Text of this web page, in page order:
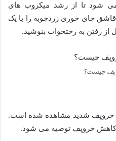
شود تا از رشد میکروب های
چای خوری زردچوبه را با یک
از رفتن به رختخواب بنوشید.
چیست؟
خروپف شدید مشاهده شده است.
کاهش خروپف توصیه می شود.